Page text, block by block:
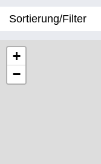
Sortierung/Filter
+
−